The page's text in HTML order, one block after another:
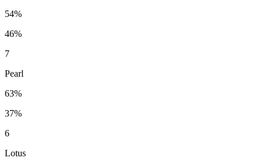
54%
46%
7
Pearl
63%
37%
6
Lotus